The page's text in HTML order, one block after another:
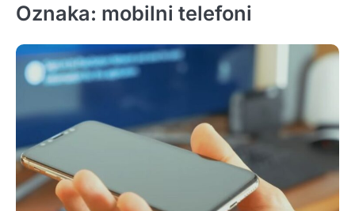
Oznaka: mobilni telefoni